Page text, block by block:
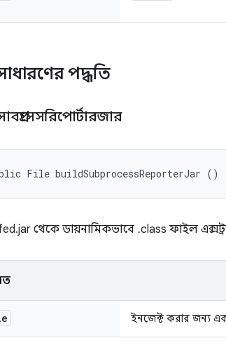
পদ্ধতি
File buildSubprocessReporterJar ()
থেকে ডায়নামিকভাবে .class ফাইল
ইনজেক্ট করার জন্য